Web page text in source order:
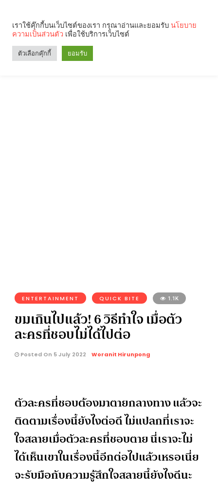
ENTERTAINMENT QUICK BITE 1.1K
ขมเกินไปแล้ว! 6 วิธีทำใจ เมื่อตัว
ละครที่ชอบไม่ได้ไปต่อ
Posted On 5 July 2022 Woranit Hirunpong
ตัวละครที่ชอบต้องมาตายกลางทาง แล้วจะ
ติดตามเรื่องนี้ยังไงต่อดี ไม่แปลกที่เราจะ
ใจสลายเมื่อตัวละครที่ชอบตาย นี่เราจะไม่
ได้เห็นเขาในเรื่องนี้อีกต่อไปแล้วเหรอเนี่ย
จะรับมือกับความรู้สึกใจสลายนี้ยังไงดีนะ
เราใช้คุ๊กกี้บนเว็บไซต์ของเรา กรุณาอ่านและยอมรับ นโยบาย
ความเป็นส่วนตัว เพื่อใช้บริการเว็บไซต์
ตัวเลือกคุ๊กกี้ ยอมรับ